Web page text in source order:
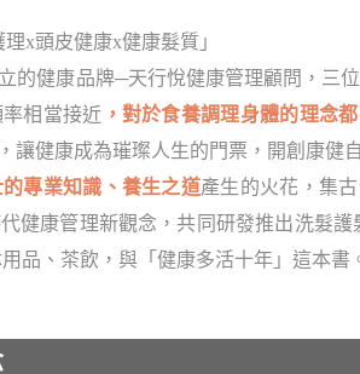
x頭皮健康x健康髮質」
的健康品牌─天行悅健康管理顧問，三
相當接近 ，對於食養調理身體的理念
讓健康成為璀璨人生的門票，開創康健
專業知識、養生之道產生的火花，集
健康管理新觀念，共同研發推出洗髮護
品、茶飲，與「健康多活十年」這本書